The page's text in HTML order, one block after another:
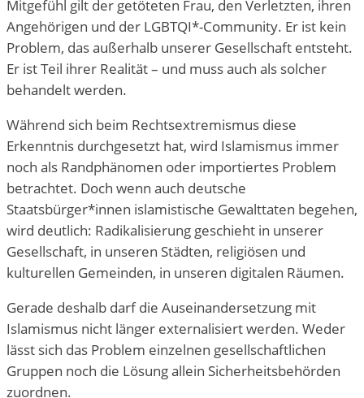
Mitgefühl gilt der getöteten Frau, den Verletzten, ihren
Angehörigen und der LGBTQI*-Community. Er ist kein
Problem, das außerhalb unserer Gesellschaft entsteht.
Er ist Teil ihrer Realität – und muss auch als solcher
behandelt werden.
Während sich beim Rechtsextremismus diese
Erkenntnis durchgesetzt hat, wird Islamismus immer
noch als Randphänomen oder importiertes Problem
betrachtet. Doch wenn auch deutsche
Staatsbürger*innen islamistische Gewalttaten begehen,
wird deutlich: Radikalisierung geschieht in unserer
Gesellschaft, in unseren Städten, religiösen und
kulturellen Gemeinden, in unseren digitalen Räumen.
Gerade deshalb darf die Auseinandersetzung mit
Islamismus nicht länger externalisiert werden. Weder
lässt sich das Problem einzelnen gesellschaftlichen
Gruppen noch die Lösung allein Sicherheitsbehörden
zuordnen.